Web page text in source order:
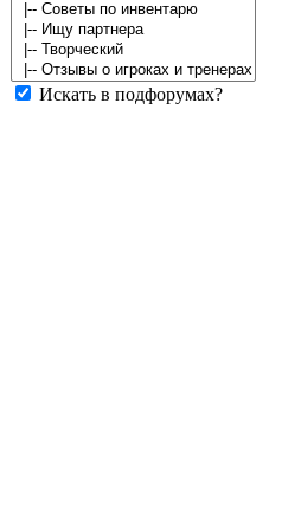
Искать в подфорумах?